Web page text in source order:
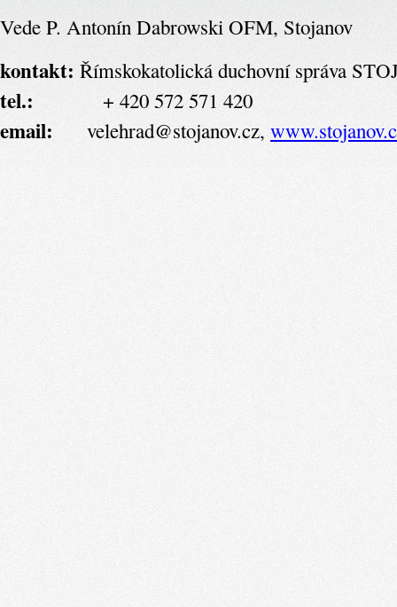
Vede P. Antonín Dabrowski OFM, Stojanov
kontakt: Římskokatolická duchovní správa
tel.: + 420 572 571 420
email: velehrad@stojanov.cz,